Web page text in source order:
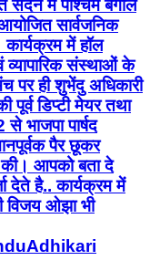
सदन में पश्चिम बंगाल
सार्वजनिक
में हॉल
संस्थाओं के
पर ही शुभेंदु अधिकारी
पूर्व डिप्टी मेयर तथा
भाजपा पार्षद
पैर छूकर
की। आपको बता दे
देते है.. कार्यक्रम में
विजय ओझा भी